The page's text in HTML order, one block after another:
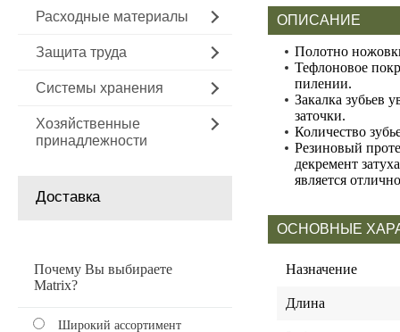
Расходные материалы
Защита труда
Системы хранения
Хозяйственные
принадлежности
Доставка
Почему Вы выбираете
Matrix?
Широкий ассортимент
ОПИСАНИЕ
Полотно
Тефлоновое
пилении.
Закалка зубьев
заточки.
Количество
Резиновый
декремент
является
ОСНОВНЫЕ
Назначение
Длина